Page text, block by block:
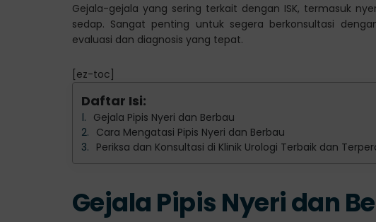
Gejala-gejala yang sering terkait dengan ISK, termasuk
sedap. Sangat penting untuk segera berkonsultasi
evaluasi dan diagnosis yang tepat.
[ez-toc]
Daftar Isi:
Gejala Pipis Nyeri dan Berbau
Cara Mengatasi Pipis Nyeri dan Berbau
Periksa dan Konsultasi di Klinik Urologi Terbaik dan
Gejala Pipis Nyeri dan